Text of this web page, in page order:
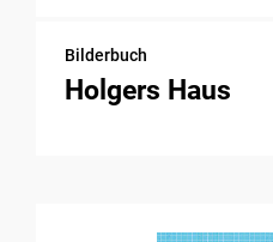
Bilderbuch
Holgers Haus